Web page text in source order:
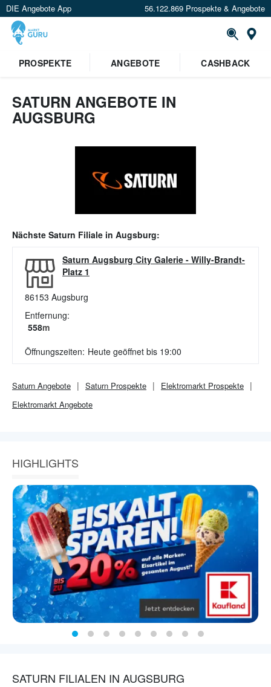
DIE Angebote App 56.122.869 Prospekte & Angebote
PROSPEKTE
ANGEBOTE CASHBACK
SATURN ANGEBOTE IN
AUGSBURG
Nächste Saturn Filiale in Augsburg:
Saturn Augsburg City Galerie - Willy-Brandt-
Platz 1
86153 Augsburg
Entfernung:
558m
Öffnungszeiten: Heute geöffnet bis 19:00
Saturn Angebote Saturn Prospekte Elektromarkt Prospekte
Elektromarkt Angebote
HIGHLIGHTS
SATURN FILIALEN IN AUGSBURG